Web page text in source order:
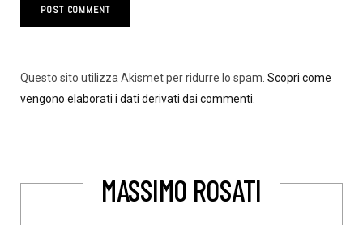
Questo sito utilizza Akismet per ridurre lo spam. Scopri come
vengono elaborati i dati derivati dai commenti.
MASSIMO ROSATI